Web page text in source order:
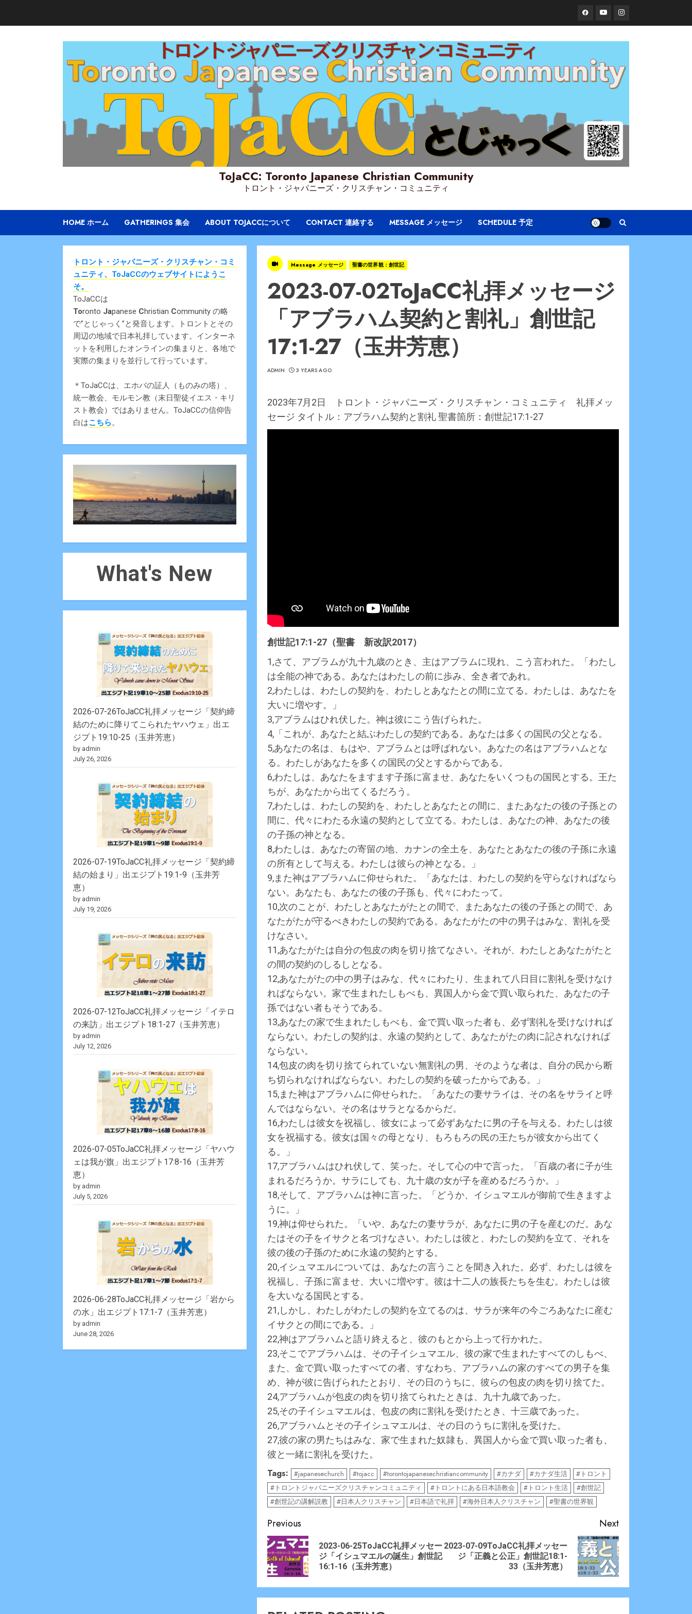
FacebookYouTubeInstagram
ToJaCC: Toronto Japanese Christian Community
トロント・ジャパニーズ・クリスチャン・コミュニティ
HOME ホーム GATHERINGS 集会 ABOUT TOJACCについて CONTACT 連絡する MESSAGE メッセージ SCHEDULE 予定
Message メッセージ 聖書の世界観：創世記
2023-07-02ToJaCC礼拝メッセージ
「アブラハム契約と割礼」創世記
17:1-27（玉井芳恵）
ADMIN 3 YEARS AGO
2023年7月2日 トロント・ジャパニーズ・クリスチャン・コミュニティ 礼拝メッ
セージ タイトル：アブラハム契約と割礼 聖書箇所：創世記17:1-27
創世記17:1-27（聖書 新改訳2017）
1,さて、アブラムが九十九歳のとき、主はアブラムに現れ、こう言われた。「わたし
は全能の神である。あなたはわたしの前に歩み、全き者であれ。
2,わたしは、わたしの契約を、わたしとあなたとの間に立てる。わたしは、あなたを
大いに増やす。」
3,アブラムはひれ伏した。神は彼にこう告げられた。
4,「これが、あなたと結ぶわたしの契約である。あなたは多くの国民の父となる。
5,あなたの名は、もはや、アブラムとは呼ばれない。あなたの名はアブラハムとな
る。わたしがあなたを多くの国民の父とするからである。
6,わたしは、あなたをますます子孫に富ませ、あなたをいくつもの国民とする。王た
ちが、あなたから出てくるだろう。
7,わたしは、わたしの契約を、わたしとあなたとの間に、またあなたの後の子孫との
間に、代々にわたる永遠の契約として立てる。わたしは、あなたの神、あなたの後
の子孫の神となる。
8,わたしは、あなたの寄留の地、カナンの全土を、あなたとあなたの後の子孫に永遠
の所有として与える。わたしは彼らの神となる。」
9,また神はアブラハムに仰せられた。「あなたは、わたしの契約を守らなければなら
ない。あなたも、あなたの後の子孫も、代々にわたって。
10,次のことが、わたしとあなたがたとの間で、またあなたの後の子孫との間で、あ
なたがたが守るべきわたしの契約である。あなたがたの中の男子はみな、割礼を受
けなさい。
11,あなたがたは自分の包皮の肉を切り捨てなさい。それが、わたしとあなたがたと
の間の契約のしるしとなる。
12,あなたがたの中の男子はみな、代々にわたり、生まれて八日目に割礼を受けなけ
ればならない。家で生まれたしもべも、異国人から金で買い取られた、あなたの子
孫ではない者もそうである。
13,あなたの家で生まれたしもべも、金で買い取った者も、必ず割礼を受けなければ
ならない。わたしの契約は、永遠の契約として、あなたがたの肉に記されなければ
ならない。
14,包皮の肉を切り捨てられていない無割礼の男、そのような者は、自分の民から断
ち切られなければならない。わたしの契約を破ったからである。」
15,また神はアブラハムに仰せられた。「あなたの妻サライは、その名をサライと呼
んではならない。その名はサラとなるからだ。
16,わたしは彼女を祝福し、彼女によって必ずあなたに男の子を与える。わたしは彼
女を祝福する。彼女は国々の母となり、もろもろの民の王たちが彼女から出てく
る。」
17,アブラハムはひれ伏して、笑った。そして心の中で言った。「百歳の者に子が生
まれるだろうか。サラにしても、九十歳の女が子を産めるだろうか。」
18,そして、アブラハムは神に言った。「どうか、イシュマエルが御前で生きますよ
うに。」
19,神は仰せられた。「いや、あなたの妻サラが、あなたに男の子を産むのだ。あな
たはその子をイサクと名づけなさい。わたしは彼と、わたしの契約を立て、それを
彼の後の子孫のために永遠の契約とする。
20,イシュマエルについては、あなたの言うことを聞き入れた。必ず、わたしは彼を
祝福し、子孫に富ませ、大いに増やす。彼は十二人の族長たちを生む。わたしは彼
を大いなる国民とする。
21,しかし、わたしがわたしの契約を立てるのは、サラが来年の今ごろあなたに産む
イサクとの間にである。」
22,神はアブラハムと語り終えると、彼のもとから上って行かれた。
23,そこでアブラハムは、その子イシュマエル、彼の家で生まれたすべてのしもべ、
また、金で買い取ったすべての者、すなわち、アブラハムの家のすべての男子を集
め、神が彼に告げられたとおり、その日のうちに、彼らの包皮の肉を切り捨てた。
24,アブラハムが包皮の肉を切り捨てられたときは、九十九歳であった。
25,その子イシュマエルは、包皮の肉に割礼を受けたとき、十三歳であった。
26,アブラハムとその子イシュマエルは、その日のうちに割礼を受けた。
27,彼の家の男たちはみな、家で生まれた奴隷も、異国人から金で買い取った者も、
彼と一緒に割礼を受けた。
Tags: #japanesechurch #tojacc #torontojapanesechristiancommunity #カナダ #カナダ生活
#トロント
#トロントジャパニーズクリスチャンコミュニティ
#トロントにある日本語教会 #トロント生活
#創世記
#創世記の講解説教
#日本人クリスチャン #日本語で礼拝 #海外日本人クリスチャン #聖書の世界観
Continue
Reading
Previous
Previous
2023-06-25ToJaCC礼拝メッセー
ジ「イシュマエルの誕生」創世記
16:1-16（玉井芳恵）
Next
Next
2023-07-09ToJaCC礼拝メッセー
ジ「正義と公正」創世記18:1-
33（玉井芳恵）
トロント・ジャパニーズ・クリスチャン・コミ
ュニティ、ToJaCCのウェブサイトにようこ
そ。
ToJaCCは
Toronto Japanese Christian Community の略
で”とじゃっく”と発音します。トロントとその
周辺の地域で日本礼拝しています。インターネ
ットを利用したオンラインの集まりと、各地で
実際の集まりを並行して行っています。
＊ToJaCCは、エホバの証人（ものみの塔）、
統一教会、モルモン教（末日聖徒イエス・キリ
スト教会）ではありません。ToJaCCの信仰告
白はこちら。
What's New
2026-07-26ToJaCC礼拝メッセージ「契約締
結のために降りてこられたヤハウェ」出エ
ジプト19:10-25（玉井芳恵）
by admin
July 26, 2026
2026-07-19ToJaCC礼拝メッセージ「契約締
結の始まり」出エジプト19:1-9（玉井芳
恵）
by admin
July 19, 2026
2026-07-12ToJaCC礼拝メッセージ「イテロ
の来訪」出エジプト18:1-27（玉井芳恵）
by admin
July 12, 2026
2026-07-05ToJaCC礼拝メッセージ「ヤハウ
ェは我が旗」出エジプト17:8-16（玉井芳
恵）
by admin
July 5, 2026
2026-06-28ToJaCC礼拝メッセージ「岩から
の水」出エジプト17:1-7（玉井芳恵）
by admin
June 28, 2026